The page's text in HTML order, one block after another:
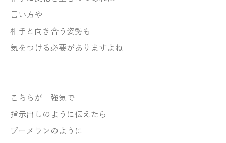
言い方や
相手と向き合う姿勢も
気をつける必要がありますよね
こちらが 強気で
指示出しのように伝えたら
ブーメランのように